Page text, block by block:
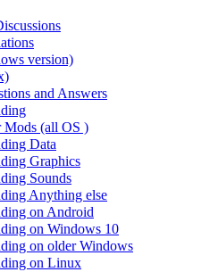
version)
and Answers
(all OS )
Data
Graphics
Sounds
Anything else
on Android
on Windows 10
on older Windows
on Linux